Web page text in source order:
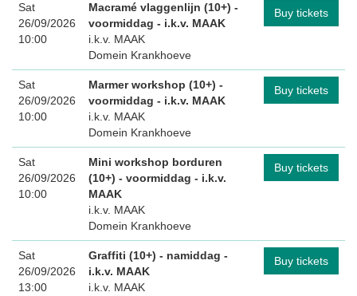
Sat
26/09/2026
10:00
Macramé vlaggenlijn (10+) -
voormiddag - i.k.v. MAAK
i.k.v. MAAK
Domein Krankhoeve
Buy tickets
Sat
26/09/2026
10:00
Marmer workshop (10+) -
voormiddag - i.k.v. MAAK
i.k.v. MAAK
Domein Krankhoeve
Buy tickets
Sat
26/09/2026
10:00
Mini workshop borduren
(10+) - voormiddag - i.k.v.
MAAK
i.k.v. MAAK
Domein Krankhoeve
Buy tickets
Sat
26/09/2026
13:00
Graffiti (10+) - namiddag -
i.k.v. MAAK
i.k.v. MAAK
Buy tickets